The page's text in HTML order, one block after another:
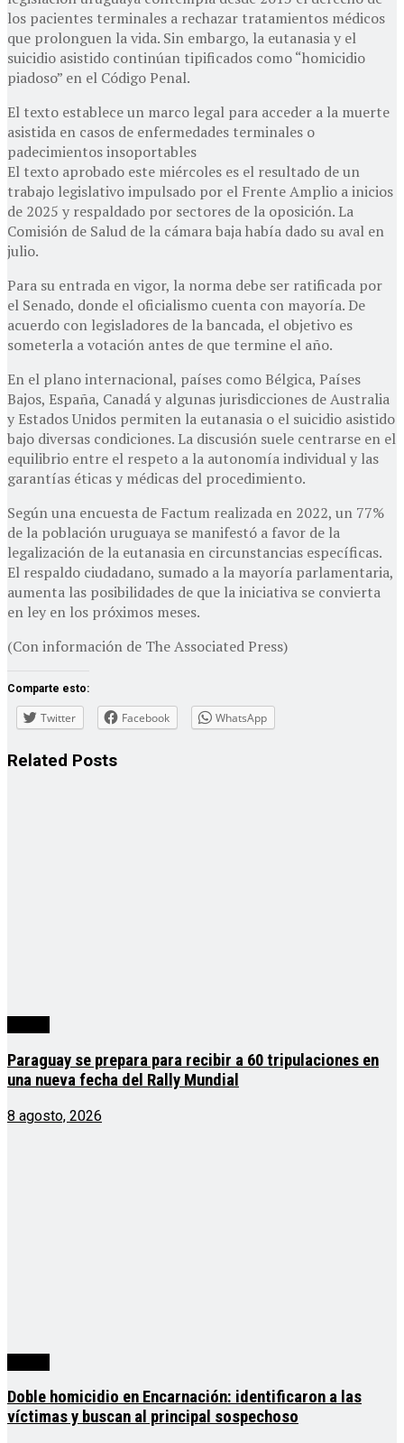
los pacientes terminales a rechazar tratamientos médicos
que prolonguen la vida. Sin embargo, la eutanasia y el
suicidio asistido continúan tipificados como “homicidio
piadoso” en el Código Penal.
El texto establece un marco legal para acceder a la muerte
asistida en casos de enfermedades terminales o
padecimientos insoportables
El texto aprobado este miércoles es el resultado de un
trabajo legislativo impulsado por el Frente Amplio a inicios
de 2025 y respaldado por sectores de la oposición. La
Comisión de Salud de la cámara baja había dado su aval en
julio.
Para su entrada en vigor, la norma debe ser ratificada por
el Senado, donde el oficialismo cuenta con mayoría. De
acuerdo con legisladores de la bancada, el objetivo es
someterla a votación antes de que termine el año.
En el plano internacional, países como Bélgica, Países
Bajos, España, Canadá y algunas jurisdicciones de Australia
y Estados Unidos permiten la eutanasia o el suicidio asistido
bajo diversas condiciones. La discusión suele centrarse en el
equilibrio entre el respeto a la autonomía individual y las
garantías éticas y médicas del procedimiento.
Según una encuesta de Factum realizada en 2022, un 77%
de la población uruguaya se manifestó a favor de la
legalización de la eutanasia en circunstancias específicas.
El respaldo ciudadano, sumado a la mayoría parlamentaria,
aumenta las posibilidades de que la iniciativa se convierta
en ley en los próximos meses.
(Con información de The Associated Press)
Comparte esto:
Twitter Facebook WhatsApp
Related Posts
Paraguay se prepara para recibir a 60 tripulaciones en
una nueva fecha del Rally Mundial
8 agosto, 2026
Doble homicidio en Encarnación: identificaron a las
víctimas y buscan al principal sospechoso